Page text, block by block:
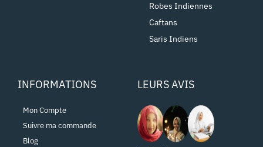
Robes Indiennes
Caftans
Saris Indiens
INFORMATIONS
Mon Compte
Suivre ma commande
Blog
LEURS AVIS